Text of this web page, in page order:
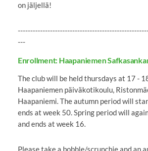
on jäljellä!
---
Enrollment: Haapaniemen
The club will be held thursdays at 17 -
Haapaniemen päiväkotikoulu,
Haapaniemi. The autumn period will
ends at week 50. Spring period will
and ends at week 16.
Please take a bobble/scrunchie and an